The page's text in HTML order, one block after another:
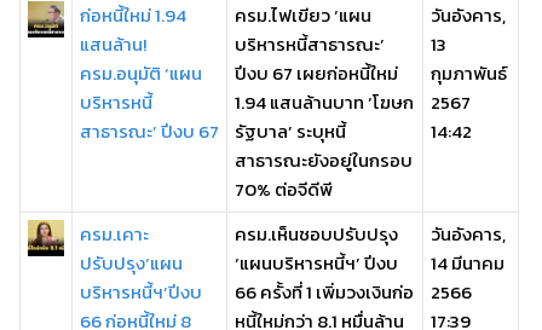
ก่อหนี้ใหม่ 1.94
แสนล้าน!
ครม.อนุมัติ ‘แผน
บริหารหนี้
สาธารณะ’ ปีงบ 67
ครม.ไฟเขียว ‘แผน
บริหารหนี้สาธารณะ’
ปีงบ 67 เผยก่อหนี้ใหม่
1.94 แสนล้านบาท ‘โฆษก
รัฐบาล’ ระบุหนี้
สาธารณะยังอยู่ในกรอบ
70% ต่อจีดีพี
วันอังคาร,
13
กุมภาพันธ์
2567
14:42
ครม.เคาะ
ปรับปรุง‘แผน
บริหารหนี้ฯ’ปีงบ
66 ก่อหนี้ใหม่ 8
ครม.เห็นชอบปรับปรุง
‘แผนบริหารหนี้ฯ’ ปีงบ
66 ครั้งที่ 1 เพิ่มวงเงินก่อ
หนี้ใหม่กว่า 8.1 หมื่นล้าน
วันอังคาร,
14 มีนาคม
2566
17:39